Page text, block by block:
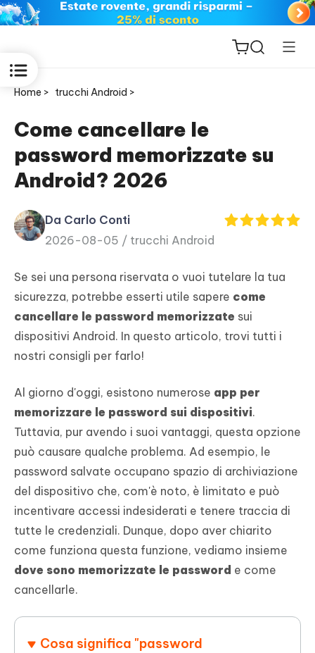
ReiBoot
for iOS
PDNob
PDF
New
iAnyGo
Home > trucchi Android >
Come cancellare le
password memorizzate su
Android? 2026
Da Carlo Conti
2026-08-05 / trucchi Android
Se sei una persona riservata o vuoi tutelare la tua
sicurezza, potrebbe esserti utile sapere come
cancellare le password memorizzate sui
dispositivi Android. In questo articolo, trovi tutti i
nostri consigli per farlo!
Al giorno d'oggi, esistono numerose app per
memorizzare le password sui dispositivi.
Tuttavia, pur avendo i suoi vantaggi, questa opzione
può causare qualche problema. Ad esempio, le
password salvate occupano spazio di archiviazione
del dispositivo che, com'è noto, è limitato e può
incentivare accessi indesiderati e tenere traccia di
tutte le credenziali. Dunque, dopo aver chiarito
come funziona questa funzione, vediamo insieme
dove sono memorizzate le password e come
cancellarle.
Cosa significa "password